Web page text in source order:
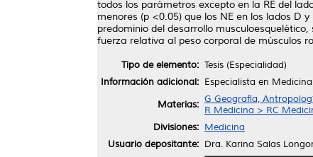
todos los parámetros excepto en la RE del
menores (p <0.05) que los NE en los lados D
predominio del desarrollo
fuerza relativa al peso corporal de músculos
Tipo de elemento: Tesis (Especialidad)
Información adicional: Especialista en
Materias: G Geografía,
R Medicina > RC
Divisiones: Medicina
Usuario depositante: Dra. Karina Salas